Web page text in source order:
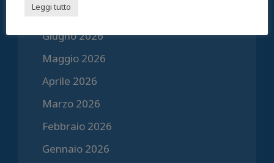
Luglio 2026
Giugno 2026
Maggio 2026
Aprile 2026
Marzo 2026
Febbraio 2026
Gennaio 2026
Leggi tutto